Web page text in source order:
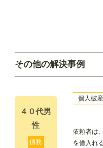
その他の解決事例
４０代男
性
債務
個人破産
依頼者は
を借入れ